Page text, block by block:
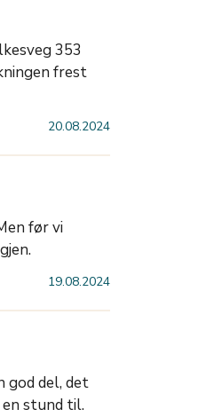
353
frest
20.08.2024
før vi
19.08.2024
god del, det
stund til.